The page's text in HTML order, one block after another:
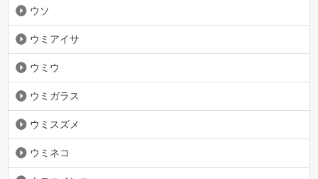
ウソ
ウミアイサ
ウミウ
ウミガラス
ウミスズメ
ウミネコ